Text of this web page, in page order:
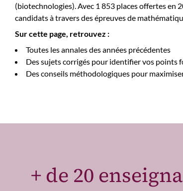
(biotechnologies). Avec 1 853 places offertes en
candidats à travers des épreuves de
Sur cette page, retrouvez :
Toutes les annales des années précédentes
Des sujets corrigés pour identifier vos points
Des conseils méthodologiques pour
+ de 20